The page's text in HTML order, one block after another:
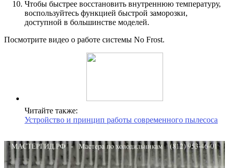
Чтобы быстрее восстановить внутреннюю температуру,
воспользуйтесь функцией быстрой заморозки,
доступной в большинстве моделей.
Посмотрите видео о работе системы No Frost.
Читайте также:
Устройство и принцип работы современного пылесоса